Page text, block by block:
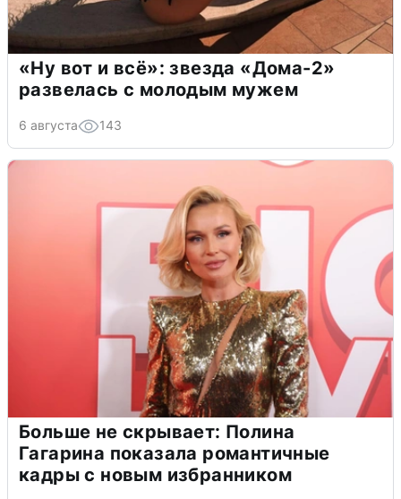
«Ну вот и всё»: звезда «Дома-2»
развелась с молодым мужем
6 августа 143
Больше не скрывает: Полина
Гагарина показала романтичные
кадры с новым избранником